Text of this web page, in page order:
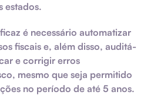
estados.
é necessário automatizar
fiscais e, além disso, auditá-
e corrigir erros
mesmo que seja permitido
no período de até 5 anos.